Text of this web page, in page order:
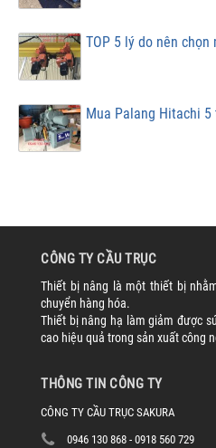
TOP 5 lý do nên
Mua Palang Hitachi
CÔNG TY CẦU TRỤC
Thiết bị nâng là một thiết bị
chuyển hàng hóa.
Thiết bị nâng hạ làm giảm được
cao hiệu quả trong sản xuất công
THÔNG TIN CÔNG TY
CÔNG TY CẦU TRỤC SAKURA
0946 130 868 - 0918 560 729